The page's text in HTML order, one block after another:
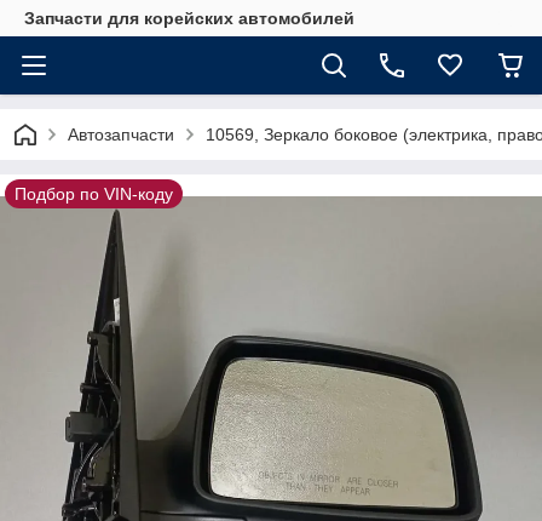
Запчасти для корейских автомобилей
Автозапчасти 10569, Зеркало боковое (электрика,
Подбор по VIN-коду